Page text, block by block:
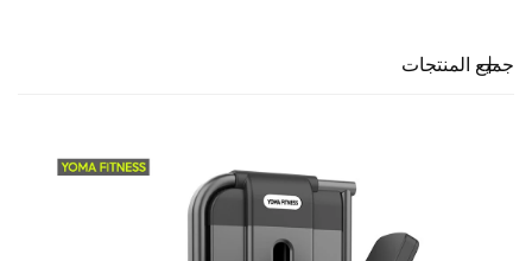
جميع المنتجات